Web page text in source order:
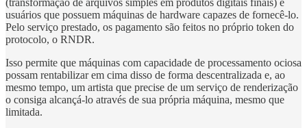
usuários que possuem máquinas de hardware capazes de fornecê-lo.
Pelo serviço prestado, os pagamento são feitos no próprio token do
protocolo, o RNDR.
Isso permite que máquinas com capacidade de processamento ociosa
possam rentabilizar em cima disso de forma descentralizada e, ao
mesmo tempo, um artista que precise de um serviço de renderização
o consiga alcançá-lo através de sua própria máquina, mesmo que
limitada.